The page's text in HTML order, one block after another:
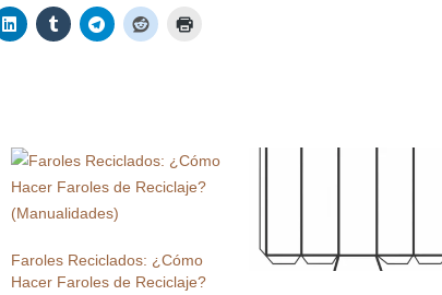
Faroles Reciclados: ¿Cómo
Hacer Faroles de Reciclaje?